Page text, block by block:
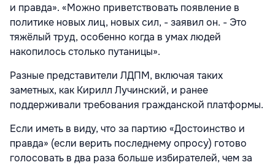
и правда». «Можно приветствовать появление в
политике новых лиц, новых сил, - заявил он. - Это
тяжёлый труд, особенно когда в умах людей
накопилось столько путаницы».
Разные представители ЛДПМ, включая таких
заметных, как Кирилл Лучинский, и ранее
поддерживали требования гражданской платформы.
Если иметь в виду, что за партию «Достоинство и
правда» (если верить последнему опросу) готово
голосовать в два раза больше избирателей, чем за